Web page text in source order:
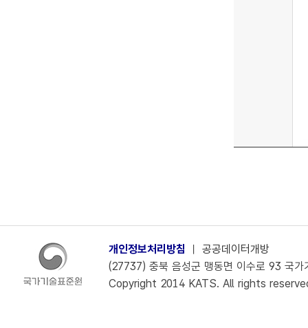
개인정보처리방침 ㅣ 공공데이터개방
(27737) 충북 음성군 맹동면 이수로 93 국
Copyright 2014 KATS. All rights